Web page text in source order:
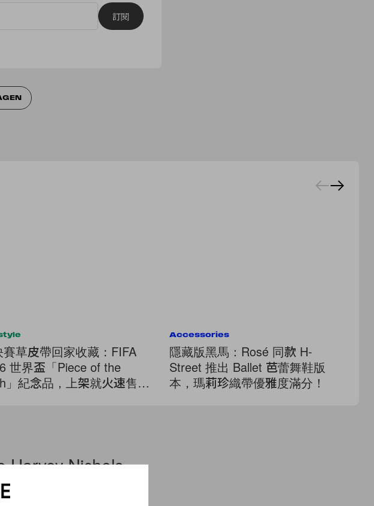
訂閱
草皮帶回家收藏：FIFA
世界盃「Piece of the
」紀念品，上架就火速售
Accessories
隱藏版黑馬：Rosé 同款 H-
Street 推出 Ballet 芭蕾舞鞋版
本，瑪莉珍織帶優雅度滿分！
Harvey Nichols
Sale